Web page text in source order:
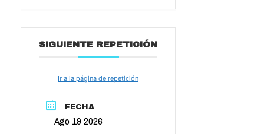
SIGUIENTE REPETICIÓN
Ir a la página de repetición
FECHA
Ago 19 2026